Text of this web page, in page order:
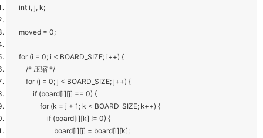
int i, j, k;
moved = 0;
for (i = 0; i < BOARD_SIZE; i++) {
/* 压缩 */
for (j = 0; j < BOARD_SIZE; j++) {
if (board[i][j] == 0) {
for (k = j + 1; k < BOARD_SIZE; k++) {
if (board[i][k] != 0) {
board[i][j] = board[i][k];